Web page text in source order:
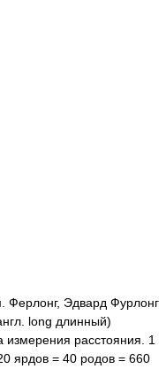
Ферлонг, Эдвард Фурлонг
long длинный)
измерения расстояния. 1
ярдов = 40 родов = 660